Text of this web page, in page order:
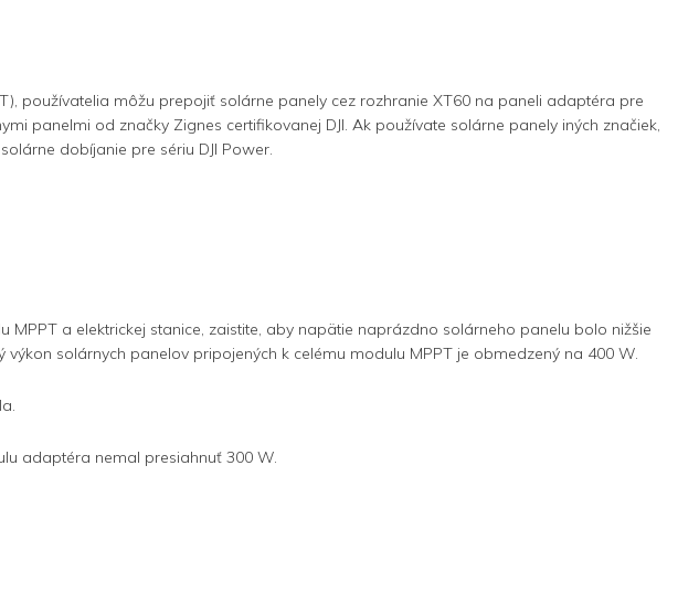
používatelia môžu prepojiť solárne panely cez rozhranie XT60 na paneli adaptéra pre
panelmi od značky Zignes certifikovanej DJI. Ak používate solárne panely iných značiek,
dobíjanie pre sériu DJI Power.
a elektrickej stanice, zaistite, aby napätie naprázdno solárneho panelu bolo nižšie
solárnych panelov pripojených k celému modulu MPPT je obmedzený na 400 W.
adaptéra nemal presiahnuť 300 W.